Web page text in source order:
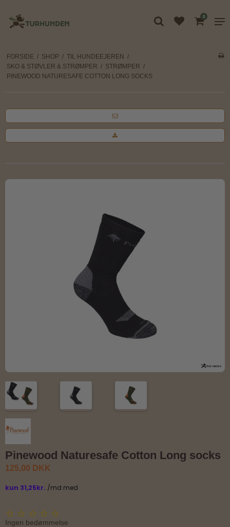
0
FORSIDE / SHOP / TIL HUNDEEJEREN /
SKO & STØVLER & STRØMPER / STRØMPER /
PINEWOOD NATURESAFE COTTON LONG SOCKS
Pinewood Naturesafe Cotton Long socks
125,00 DKK
Ingen bedømmelse